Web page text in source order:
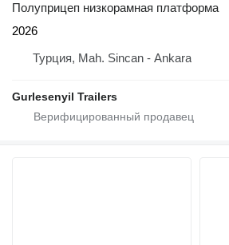
Полуприцеп низкорамная платформа
2026
Турция, Mah. Sincan - Ankara
Gurlesenyil Trailers